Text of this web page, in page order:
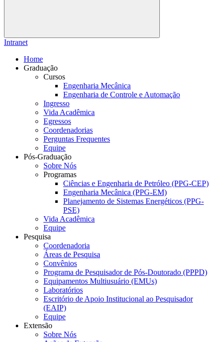
Buscar
Intranet
Home
Graduação
Cursos
Engenharia Mecânica
Engenharia de Controle e Automação
Ingresso
Vida Acadêmica
Egressos
Coordenadorias
Perguntas Frequentes
Equipe
Pós-Graduação
Sobre Nós
Programas
Ciências e Engenharia de Petróleo (PPG-CEP)
Engenharia Mecânica (PPG-EM)
Planejamento de Sistemas Energéticos (PPG-
PSE)
Vida Acadêmica
Equipe
Pesquisa
Coordenadoria
Áreas de Pesquisa
Convênios
Programa de Pesquisador de Pós-Doutorado (PPPD)
Equipamentos Multiusuário (EMUs)
Laboratórios
Escritório de Apoio Institucional ao Pesquisador
(EAIP)
Equipe
Extensão
Sobre Nós